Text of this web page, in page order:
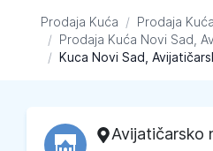
Prodaja Kuća / Prodaja Kuća
/ Prodaja Kuća Novi Sad,
/ Kuca Novi Sad,
Avijatičarsko